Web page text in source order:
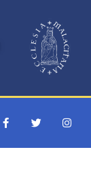
F
a
e
T
w
t
I
n
t